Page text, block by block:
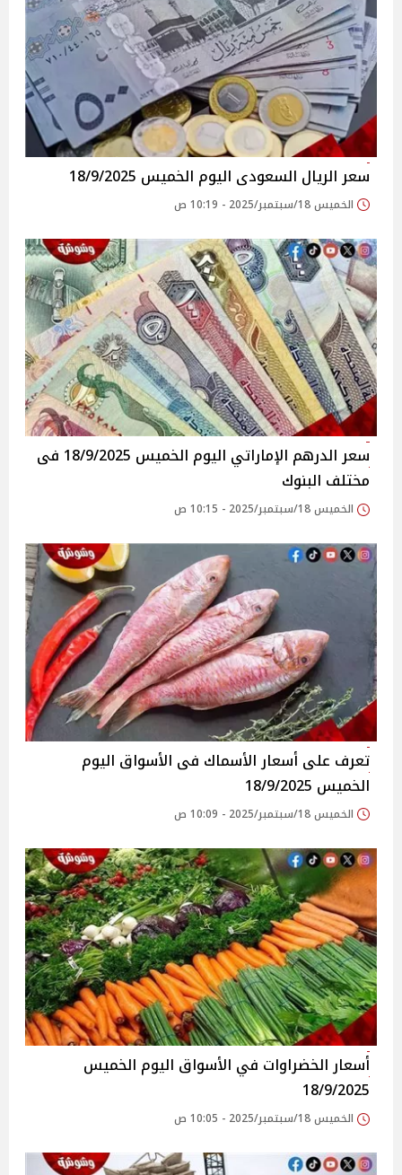
سعر الريال السعودى اليوم الخميس 18/9/2025
الخميس 18/سبتمبر/2025 - 10:19 ص
سعر الدرهم الإماراتي اليوم الخميس 18/9/2025 فى
مختلف البنوك
الخميس 18/سبتمبر/2025 - 10:15 ص
تعرف على أسعار الأسماك فى الأسواق‎‎ اليوم
الخميس 18/9/2025
الخميس 18/سبتمبر/2025 - 10:09 ص
أسعار الخضراوات في الأسواق‎‎ اليوم الخميس
18/9/2025
الخميس 18/سبتمبر/2025 - 10:05 ص